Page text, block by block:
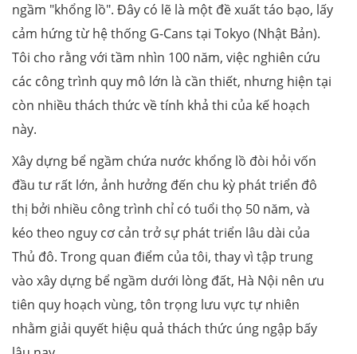
ngầm "khổng lồ". Đây có lẽ là một đề xuất táo bạo, lấy
cảm hứng từ hệ thống G-Cans tại Tokyo (Nhật Bản).
Tôi cho rằng với tầm nhìn 100 năm, việc nghiên cứu
các công trình quy mô lớn là cần thiết, nhưng hiện tại
còn nhiều thách thức về tính khả thi của kế hoạch
này.
Xây dựng bể ngầm chứa nước khổng lồ đòi hỏi vốn
đầu tư rất lớn, ảnh hưởng đến chu kỳ phát triển đô
thị bởi nhiều công trình chỉ có tuổi thọ 50 năm, và
kéo theo nguy cơ cản trở sự phát triển lâu dài của
Thủ đô. Trong quan điểm của tôi, thay vì tập trung
vào xây dựng bể ngầm dưới lòng đất, Hà Nội nên ưu
tiên quy hoạch vùng, tôn trọng lưu vực tự nhiên
nhằm giải quyết hiệu quả thách thức úng ngập bấy